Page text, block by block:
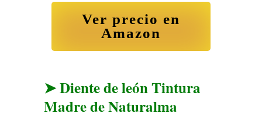
Ver precio en
Amazon
➤ Diente de león Tintura
Madre de Naturalma